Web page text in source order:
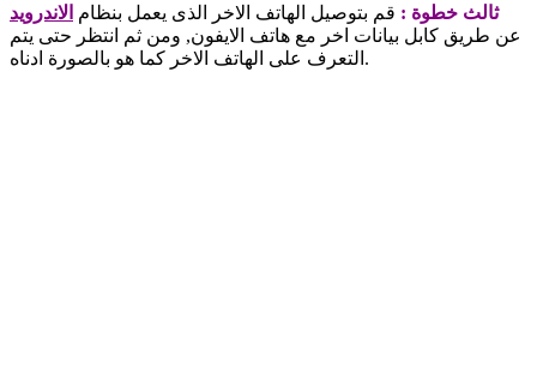
ثالث خطوة : قم بتوصيل الهاتف الاخر الذى يعمل بنظام الاندرويد
عن طريق كابل بيانات اخر مع هاتف الايفون, ومن ثم انتظر حتى يتم
التعرف على الهاتف الاخر كما هو بالصورة ادناه.